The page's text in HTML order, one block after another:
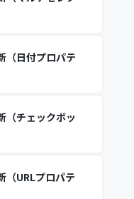
（日付プロパテ
（チェックボッ
（URLプロパテ